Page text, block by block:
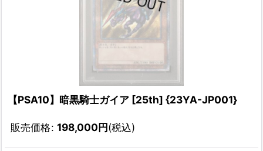
【PSA10】暗黒騎士ガイア [25th] {23YA-JP001}
販売価格: 198,000円(税込)